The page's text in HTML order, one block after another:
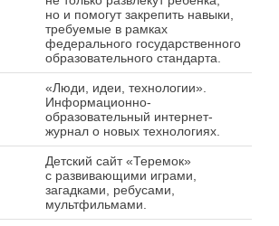
но и помогут закрепить навыки,
требуемые в рамках
федерального государственного
образовательного стандарта.
«Люди, идеи, технологии».
Информационно-
образовательный интернет-
журнал о новых технологиях.
Детский сайт «Теремок»
с развивающими играми,
загадками, ребусами,
мультфильмами.